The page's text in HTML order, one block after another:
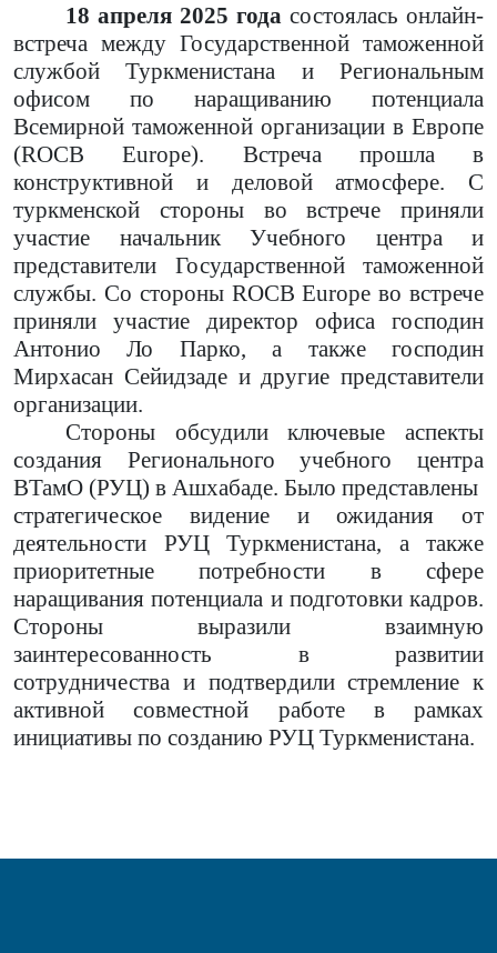
18 апреля 2025 года состоялась онлайн-
встреча между Государственной таможенной
службой Туркменистана и Региональным
офисом по наращиванию потенциала
Всемирной таможенной организации в Европе
(ROCB Europe). Встреча прошла в
конструктивной и деловой атмосфере. С
туркменской стороны во встрече приняли
участие начальник Учебного центра и
представители Государственной таможенной
службы. Со стороны ROCB Europe во встрече
приняли участие директор офиса господин
Антонио Ло Парко, а также господин
Мирхасан Сейидзаде и другие представители
организации.
Стороны обсудили ключевые аспекты
создания Регионального учебного центра
ВТамО (РУЦ) в Ашхабаде. Было представлены
стратегическое видение и ожидания от
деятельности РУЦ Туркменистана, а также
приоритетные потребности в сфере
наращивания потенциала и подготовки кадров.
Стороны выразили взаимную
заинтересованность в развитии
сотрудничества и подтвердили стремление к
активной совместной работе в рамках
инициативы по созданию РУЦ Туркменистана.